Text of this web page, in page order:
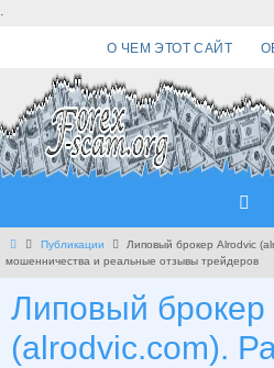
.
О ЧЕМ ЭТОТ САЙТ
Главная
Публикации
Липовый брокер Alrodvic
мошенничества и реальные отзывы трейдеров
Липовый брокер
(alrodvic.com).